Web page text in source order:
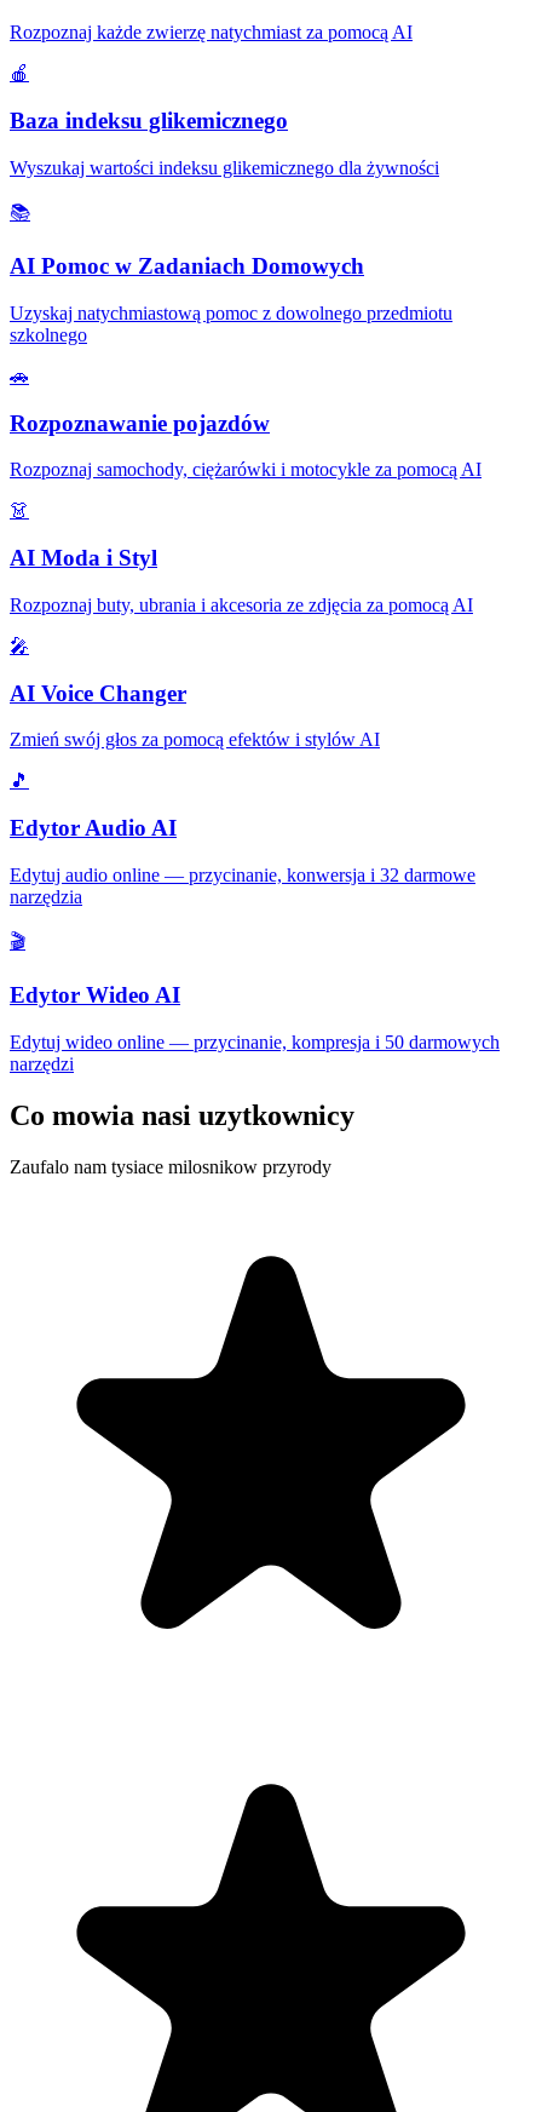
Rozpoznaj każde zwierzę natychmiast za pomocą AI
🍎
Baza indeksu glikemicznego
Wyszukaj wartości indeksu glikemicznego dla żywności
📚
AI Pomoc w Zadaniach Domowych
Uzyskaj natychmiastową pomoc z dowolnego przedmiotu
szkolnego
🚗
Rozpoznawanie pojazdów
Rozpoznaj samochody, ciężarówki i motocykle za pomocą AI
👗
AI Moda i Styl
Rozpoznaj buty, ubrania i akcesoria ze zdjęcia za pomocą AI
🎤
AI Voice Changer
Zmień swój głos za pomocą efektów i stylów AI
🎵
Edytor Audio AI
Edytuj audio online — przycinanie, konwersja i 32 darmowe
narzędzia
🎬
Edytor Wideo AI
Edytuj wideo online — przycinanie, kompresja i 50 darmowych
narzędzi
Co mowia nasi uzytkownicy
Zaufalo nam tysiace milosnikow przyrody